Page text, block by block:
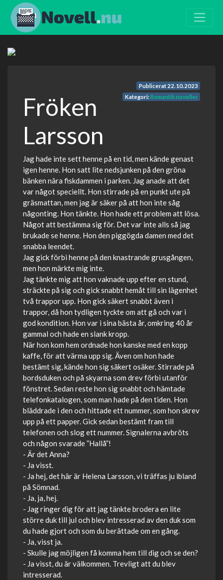
Publicerat 22.10.2023
Kategori:Romantik noveller
Fröken
Larsson
Jag hade inte sett henne på en tid, men kände genast
igen henne. Hon satt lite nedsjunken på den gröna
bänken nära fiskdammen i parken. Jag anade att det
var något speciellt. Hon stirrade på en punkt ute på
gräsmattan, men jag är säker på att hon inte såg
någonting. Hon tänkte. Hon hade ett problem att lösa.
Något att bestämma sig för. Det var inte alls så jag
brukade se henne. Hon den piggögda damen med det
snabba leendet.
Jag gick förbi henne på den knastrande grusgången,
men hon märkte mig inte.
Jag tänkte mig att hon vaknade upp efter en stund,
sträckte på sig och gick snabbt hemåt till sin lägenhet
två trappor upp. Hon gick säkert snabbt även i
trappor, då hon tydligen tyckte om att gå och var i
god kondition. Hon var i sina bästa år, omkring 40 år
gammal och hade en slank kropp.
När hon kom hem ordnade hon kanske med en kopp
kaffe, för att värma upp sig. Även om hon hade
bestämt sig, kände hon sig säkert osäker. Stirrade på
bordsduken och på skyarna som drev förbi utanför
fönstret. Sedan reste hon sig snabbt och hämtade
telefonkatalogen, som man hade på den tiden. Hon
bläddrade i den och hittade ett nummer, som hon skrev
upp på ett papper. Gick sedan bestämt fram till
telefonen och slog ett nummer. Signalerna avbröts
och någon svarade ”Hallå”!
- Är det Anna?
- Ja visst.
- Ja hej, det här är Helena Larsson, vi träffas ju ibland
på Sömnad.
- Ja, ja, hej.
- Jag ringer dig för att jag tänkte brodera en lite
större duk till jul och blev intresserad av den duk som
du hade gjort och som du berättade om en gång.
- Ja, visst ja.
- Skulle jag möjligen få komma hem till dig och se den?
- Ja visst, du är välkommen. Trevligt att du blev
intresserad.